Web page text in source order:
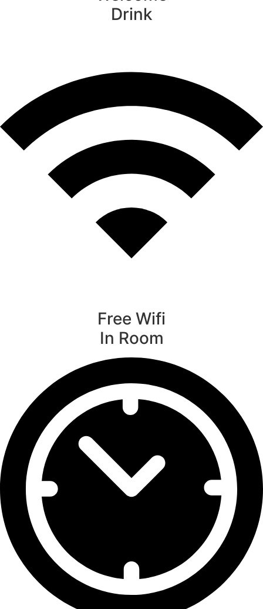
Drink
Free Wifi
In Room